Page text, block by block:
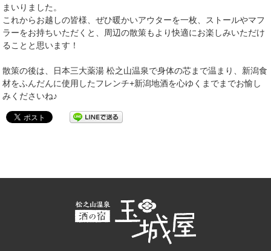
まいりました。
これからお越しの皆様、ぜひ暖かいアウターを一枚、ストールやマフ
ラーをお持ちいただくと、周辺の散策もより快適にお楽しみいただけ
ることと思います！
散策の後は、日本三大薬湯 松之山温泉で身体の芯まで温まり、新潟食
材をふんだんに使用したフレンチ+新潟地酒を心ゆくまでまでお愉し
みくださいね♪